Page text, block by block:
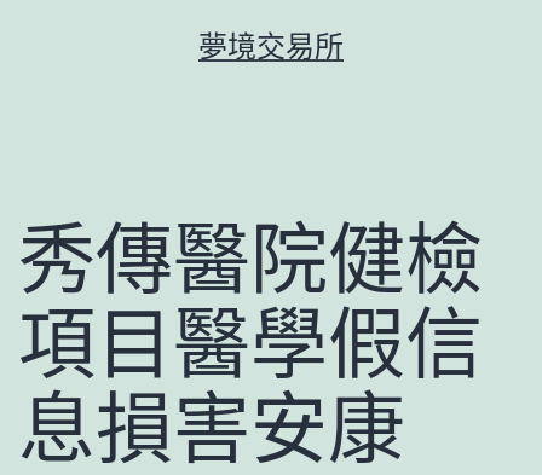
夢境交易所
秀傳醫院健檢
項目醫學假信
息損害安康